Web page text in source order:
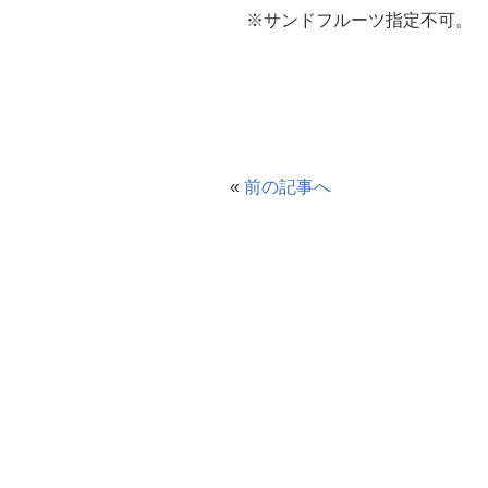
※サンドフルーツ指定不可。
« 前の記事へ